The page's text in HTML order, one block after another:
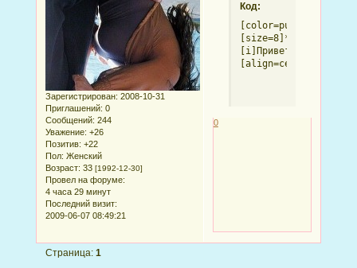
Зарегистрирован: 2008-10-31
Приглашений: 0
Сообщений: 244
Уважение: +26
Позитив: +22
Пол: Женский
Возраст: 33 [1992-12-30]
Провел на форуме:
4 часа 29 минут
Последний визит:
2009-06-07 08:49:21
Код:
[size=8]*картинка
[i]Привет!Мы будем
0
Страница: 1